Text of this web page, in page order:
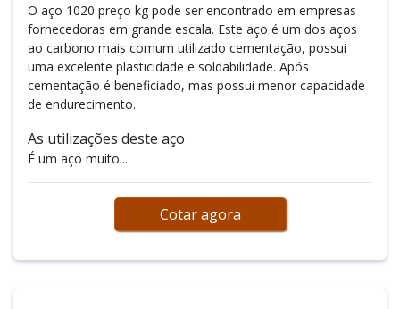
O aço 1020 preço kg pode ser encontrado em empresas
fornecedoras em grande escala. Este aço é um dos aços
ao carbono mais comum utilizado cementação, possui
uma excelente plasticidade e soldabilidade. Após
cementação é beneficiado, mas possui menor capacidade
de endurecimento.
As utilizações deste aço
É um aço muito...
Cotar agora